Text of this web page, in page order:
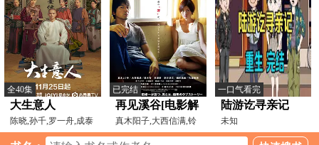
全40集
大生意人
陈晓,孙千,罗一舟,成泰
燊,黄志忠,李纯,朱亚
已完结
再见溪谷[电影解
说]
真木阳子,大西信满,铃
木杏,大森南朋,井浦新
一口气看完
陆游讫寻亲记
未知